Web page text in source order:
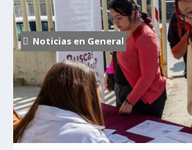
Noticias en General